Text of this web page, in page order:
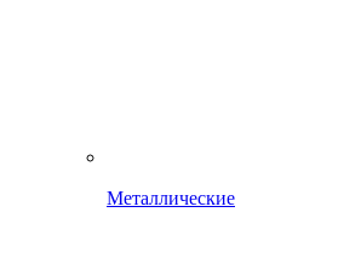
Металлические